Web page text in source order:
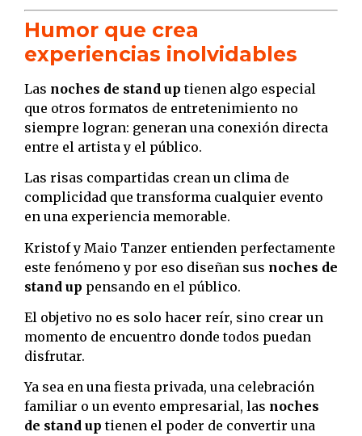
Humor que crea
experiencias inolvidables
Las noches de stand up tienen algo especial
que otros formatos de entretenimiento no
siempre logran: generan una conexión directa
entre el artista y el público.
Las risas compartidas crean un clima de
complicidad que transforma cualquier evento
en una experiencia memorable.
Kristof y Maio Tanzer entienden perfectamente
este fenómeno y por eso diseñan sus noches de
stand up pensando en el público.
El objetivo no es solo hacer reír, sino crear un
momento de encuentro donde todos puedan
disfrutar.
Ya sea en una fiesta privada, una celebración
familiar o un evento empresarial, las noches
de stand up tienen el poder de convertir una